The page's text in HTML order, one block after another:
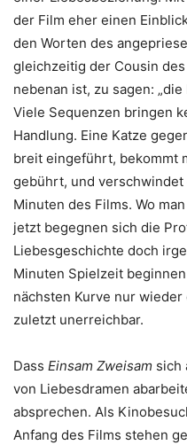
der Film eher einen
den Worten des
gleichzeitig der Cousin
nebenan ist, zu sagen:
Viele Sequenzen bringen
Handlung. Eine Katze
breit eingeführt, bekommt
gebührt, und
Minuten des Films. Wo
jetzt begegnen sich die
Liebesgeschichte doch
Minuten Spielzeit
nächsten Kurve nur
zuletzt unerreichbar.
Dass Einsam Zweisam sich
von Liebesdramen
absprechen. Als
Anfang des Films stehen